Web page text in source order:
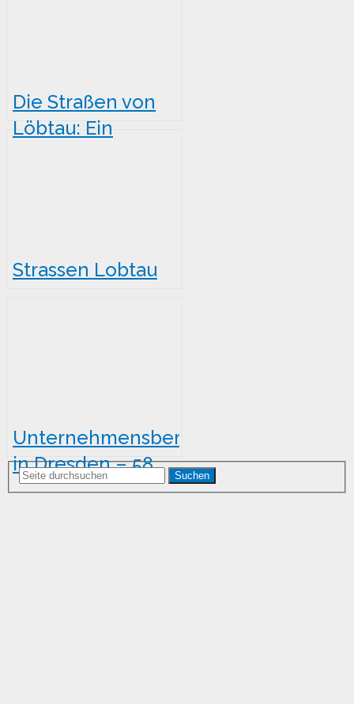
Die Straßen von
Löbtau: Ein
Strassen Lobtau
Unternehmensberatung
in Dresden – 58
Anbieter
Suchen